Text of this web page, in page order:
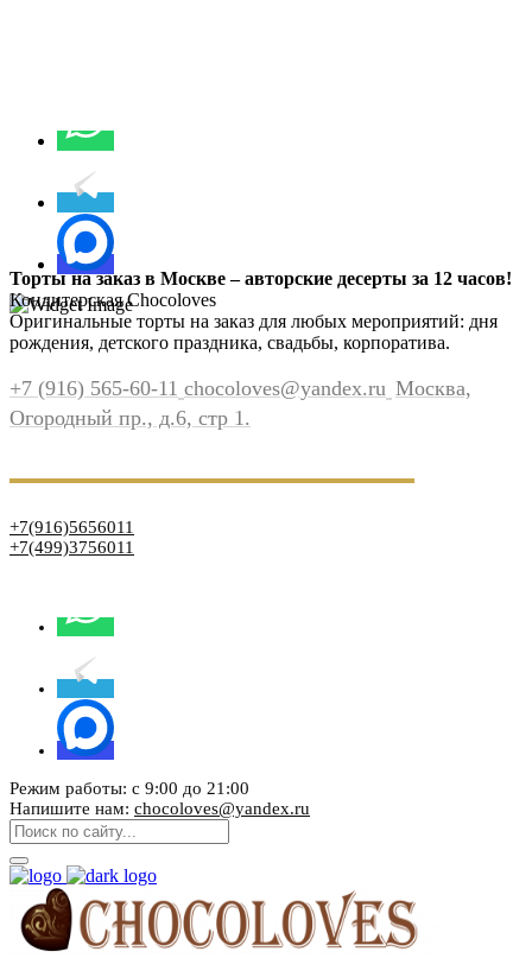
Торты на заказ в Москве – авторские десерты за 12 часов!
Кондитерская Chocoloves
Оригинальные торты на заказ для любых мероприятий: дня
рождения, детского праздника, свадьбы, корпоратива.
+7 (916) 565-60-11 chocoloves@yandex.ru Москва,
Огородный пр., д.6, стр 1.
+7(916)5656011
+7(499)3756011
Режим работы: с 9:00 до 21:00
Напишите нам: chocoloves@yandex.ru